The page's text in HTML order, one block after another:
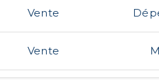
Vente
Vente